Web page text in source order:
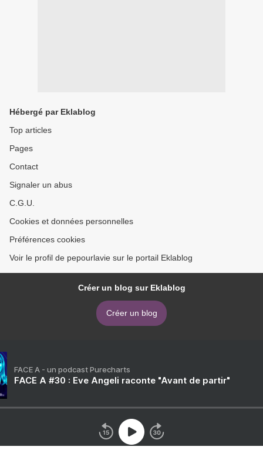
Hébergé par Eklablog
Top articles
Pages
Contact
Signaler un abus
C.G.U.
Cookies et données personnelles
Préférences cookies
Voir le profil de pepourlavie sur le portail Eklablog
Créer un blog sur Eklablog
Créer un blog
FACE A - un podcast Purecharts
FACE A #30 : Eve Angeli raconte "Avant de partir"